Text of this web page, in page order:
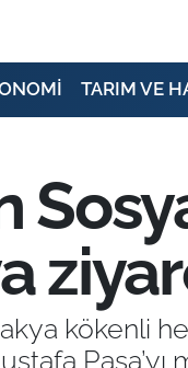
TARIM VE
kökenli
Paşa’yı